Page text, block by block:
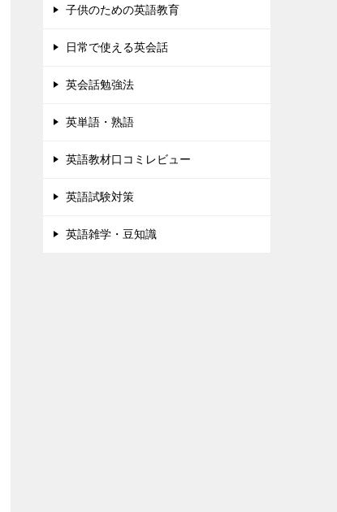
子供のための英語教育
日常で使える英会話
英会話勉強法
英単語・熟語
英語教材口コミレビュー
英語試験対策
英語雑学・豆知識